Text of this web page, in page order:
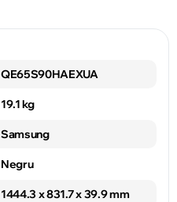
QE65S90HAEXUA
19.1 kg
Samsung
Negru
1444.3 x 831.7 x 39.9 mm